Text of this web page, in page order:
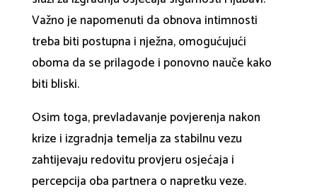
Važno je napomenuti da obnova intimnosti
treba biti postupna i nježna, omogućujući
oboma da se prilagode i ponovno nauče kako
biti bliski.
Osim toga, prevladavanje povjerenja nakon
krize i izgradnja temelja za stabilnu vezu
zahtijevaju redovitu provjeru osjećaja i
percepcija oba partnera o napretku veze.